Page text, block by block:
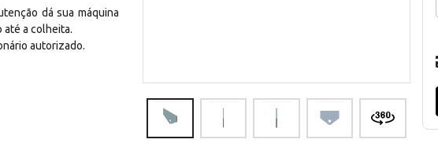
dá sua máquina
até a colheita.
autorizado.